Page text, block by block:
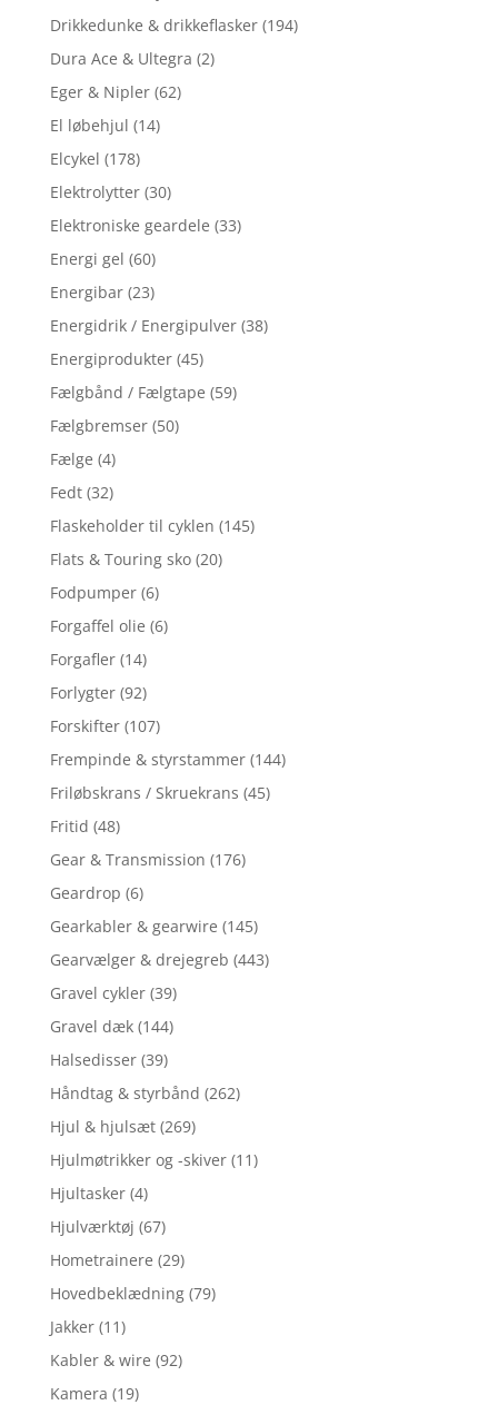
Drikkedunke & drikkeflasker (194)
Dura Ace & Ultegra (2)
Eger & Nipler (62)
El løbehjul (14)
Elcykel (178)
Elektrolytter (30)
Elektroniske geardele (33)
Energi gel (60)
Energibar (23)
Energidrik / Energipulver (38)
Energiprodukter (45)
Fælgbånd / Fælgtape (59)
Fælgbremser (50)
Fælge (4)
Fedt (32)
Flaskeholder til cyklen (145)
Flats & Touring sko (20)
Fodpumper (6)
Forgaffel olie (6)
Forgafler (14)
Forlygter (92)
Forskifter (107)
Frempinde & styrstammer (144)
Friløbskrans / Skruekrans (45)
Fritid (48)
Gear & Transmission (176)
Geardrop (6)
Gearkabler & gearwire (145)
Gearvælger & drejegreb (443)
Gravel cykler (39)
Gravel dæk (144)
Halsedisser (39)
Håndtag & styrbånd (262)
Hjul & hjulsæt (269)
Hjulmøtrikker og -skiver (11)
Hjultasker (4)
Hjulværktøj (67)
Hometrainere (29)
Hovedbeklædning (79)
Jakker (11)
Kabler & wire (92)
Kamera (19)